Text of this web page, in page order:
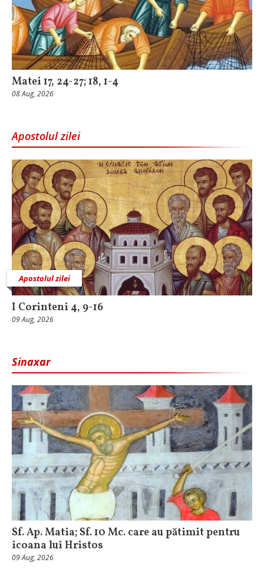
Matei 17, 24-27; 18, 1-4
08 Aug, 2026
Apostolul zilei
Apostolul zilei
I Corinteni 4, 9-16
09 Aug, 2026
Sinaxar
Sf. Ap. Matia; Sf. 10 Mc. care au pătimit pentru
icoana lui Hristos
09 Aug, 2026